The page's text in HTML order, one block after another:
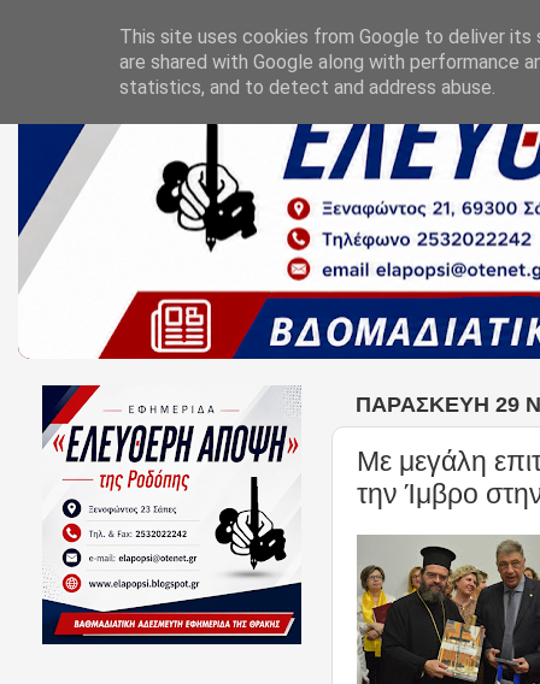
ΠΑΡΑΣΚΕΥΉ 29
Με μεγάλη
την Ίμβρο
This site uses cookies from Google to deliver its
are shared with Google along with performance
statistics, and to detect and address abuse.